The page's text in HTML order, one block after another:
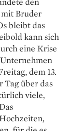
Bruder
bleibt das
kann sich
eine Krise
dem 13.
Tag über das
viele,